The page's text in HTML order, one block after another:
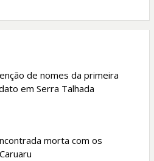
o
k
A
p
de nomes da primeira
em Serra Talhada
morta com os